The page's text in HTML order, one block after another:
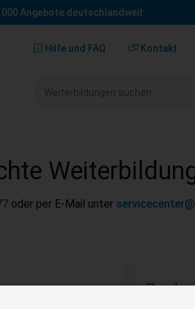
Angebote deutschlandweit
Hilfe und FAQ Kontakt
Weiterbildungen suchen
oder per E-Mail unter
Zu